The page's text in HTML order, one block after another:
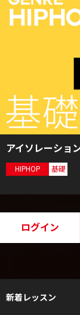
アイソレーショ
HIPHOP 基礎
ログイン
新着レッスン